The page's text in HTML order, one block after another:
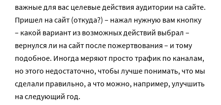
важные для вас целевые действия аудитории на сайте.
Пришел на сайт (откуда?) – нажал нужную вам кнопку
– какой вариант из возможных действий выбрал –
вернулся ли на сайт после пожертвования – и тому
подобное. Иногда меряют просто трафик по каналам,
но этого недостаточно, чтобы лучше понимать, что мы
сделали правильно, а что можно, например, улучшить
на следующий год.